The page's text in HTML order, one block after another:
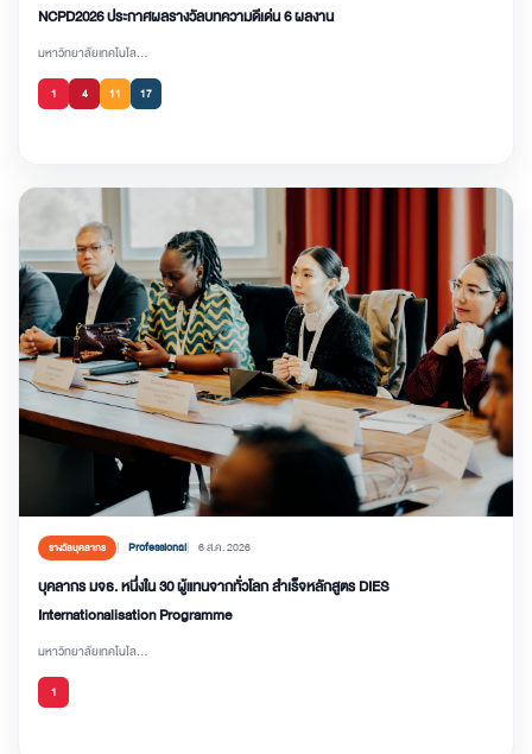
NCPD2026 ประกาศผลรางวัลบทความดีเด่น 6 ผลงาน
มหาวิทยาลัยเทคโนโล...
1 4 11 17
รางวัลบุคลากร Professional 6 ส.ค. 2026
บุคลากร มจธ. หนึ่งใน 30 ผู้แทนจากทั่วโลก สำเร็จหลักสูตร DIES
Internationalisation Programme
มหาวิทยาลัยเทคโนโล...
1